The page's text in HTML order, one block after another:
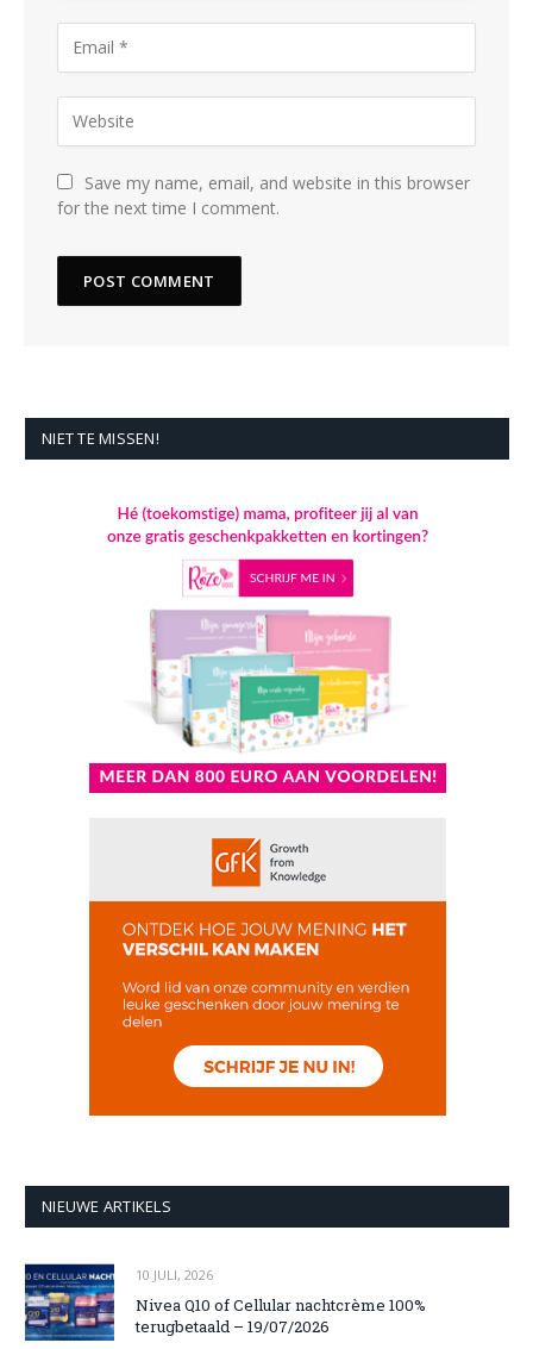
Save my name, email, and website in this browser
for the next time I comment.
NIET TE MISSEN!
NIEUWE ARTIKELS
10 JULI, 2026
Nivea Q10 of Cellular nachtcrème 100%
terugbetaald – 19/07/2026